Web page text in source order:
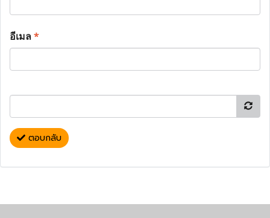
อีเมล*
ตอบกลับ